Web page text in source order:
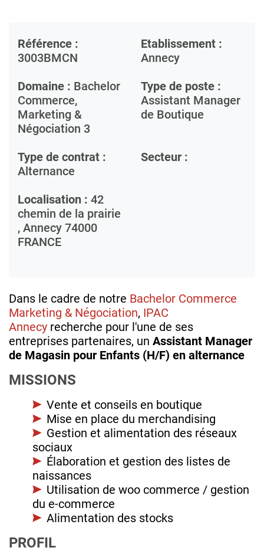
Référence :
3003BMCN
Etablissement :
Annecy
Domaine : Bachelor
Commerce,
Marketing &
Négociation 3
Type de poste :
Assistant Manager
de Boutique
Type de contrat :
Alternance
Secteur :
Localisation : 42
chemin de la prairie
, Annecy 74000
FRANCE
Dans le cadre de notre Bachelor Commerce
Marketing & Négociation, IPAC
Annecy recherche pour l'une de ses
entreprises partenaires, un Assistant Manager
de Magasin pour Enfants (H/F) en alternance
MISSIONS
Vente et conseils en boutique
Mise en place du merchandising
Gestion et alimentation des réseaux
sociaux
Élaboration et gestion des listes de
naissances
Utilisation de woo commerce / gestion
du e-commerce
Alimentation des stocks
PROFIL